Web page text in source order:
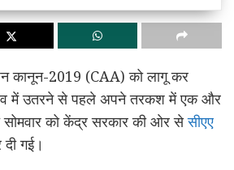
कानून-2019 (CAA) को लागू कर
में उतरने से पहले अपने तरकश में एक और
सोमवार को केंद्र सरकार की ओर सेसीएए
गई।